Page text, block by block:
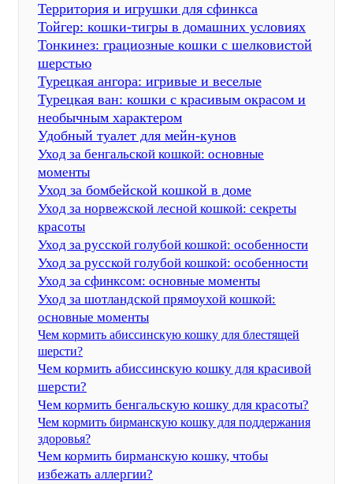
Территория и игрушки для сфинкса
Тойгер: кошки-тигры в домашних условиях
Тонкинез: грациозные кошки с шелковистой
шерстью
Турецкая ангора: игривые и веселые
Турецкая ван: кошки с красивым окрасом и
необычным характером
Удобный туалет для мейн-кунов
Уход за бенгальской кошкой: основные
моменты
Уход за бомбейской кошкой в доме
Уход за норвежской лесной кошкой: секреты
красоты
Уход за русской голубой кошкой: особенности
Уход за русской голубой кошкой: особенности
Уход за сфинксом: основные моменты
Уход за шотландской прямоухой кошкой:
основные моменты
Чем кормить абиссинскую кошку для блестящей
шерсти?
Чем кормить абиссинскую кошку для красивой
шерсти?
Чем кормить бенгальскую кошку для красоты?
Чем кормить бирманскую кошку для поддержания
здоровья?
Чем кормить бирманскую кошку, чтобы
избежать аллергии?